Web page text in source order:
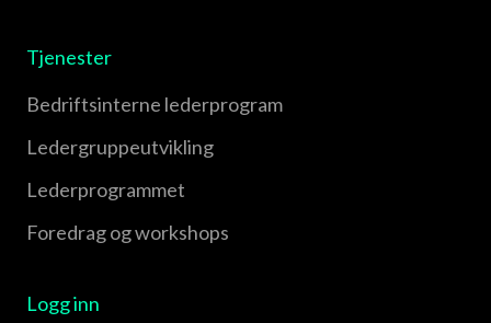
Tjenester
Bedriftsinterne lederprogram
Leder­gruppe­utvikling
Leder­programmet
Foredrag og workshops
Logg inn